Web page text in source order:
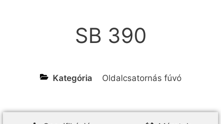
SB 390
Kategória Oldalcsatornás fúvó